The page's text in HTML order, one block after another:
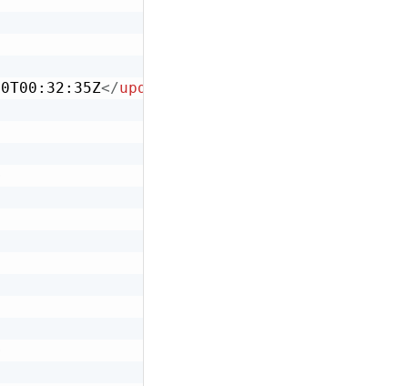
</updated-at